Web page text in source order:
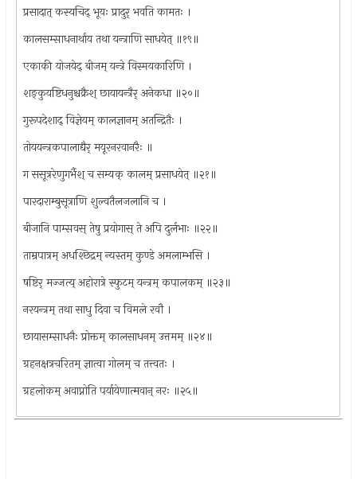
प्रसादात् कस्यचिद् भूयः प्रादुर् भवति कामतः ।
कालसम्साधनार्थाय तथा यन्त्राणि साधयेत् ॥१९॥
एकाकी योजयेद् बीजम् यन्त्रे विस्मयकारिणि ।
शङ्कुयष्टिधनुश्चक्रैश् छायायन्त्रैर् अनेकधा ॥२०॥
गुरूपदेशाद् विज्ञेयम् कालज्ञानम् अतन्द्रितैः ।
तोययन्त्रकपालाद्यैर् मयूरनरवानरैः ॥
ग ससूत्ररेणुगर्भैश् च सम्यक् कालम् प्रसाधयेत् ॥२१॥
पारदाराम्बुसूत्राणि शुल्वतैलजलानि च ।
बीजानि पाम्सवस् तेषु प्रयोगास् ते अपि दुर्लभाः ॥२२॥
ताम्रपात्रम् अधश्छिद्रम् न्यस्तम् कुण्डे अमलाम्भसि ।
षष्टिर् मज्जत्य् अहोरात्रे स्फुटम् यन्त्रम् कपालकम् ॥२३॥
नरयन्त्रम् तथा साधु दिवा च विमले रवौ ।
छायासम्साधनैः प्रोक्तम् कालसाधनम् उत्तमम् ॥२४॥
ग्रहनक्षत्रचरितम् ज्ञात्वा गोलम् च तत्त्वतः ।
ग्रहलोकम् अवाप्नोति पर्यायेणात्मवान् नरः ॥२५॥